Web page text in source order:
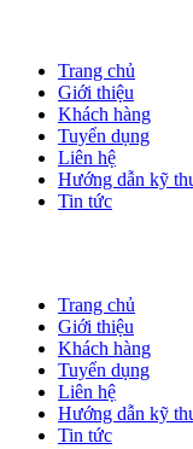
Trang chủ
Giới thiệu
Khách hàng
Tuyển dụng
Liên hệ
Hướng dẫn kỹ
Tin tức
Trang chủ
Giới thiệu
Khách hàng
Tuyển dụng
Liên hệ
Hướng dẫn kỹ
Tin tức